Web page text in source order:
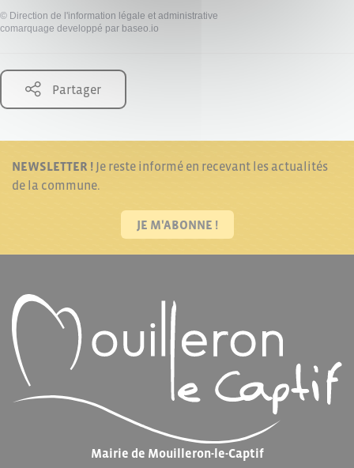
© Direction de l'information légale et administrative
comarquage developpé par baseo.io
Partager
NEWSLETTER ! Je reste informé en recevant les actualités
de la commune.
JE M'ABONNE !
Mairie de Mouilleron-le-Captif